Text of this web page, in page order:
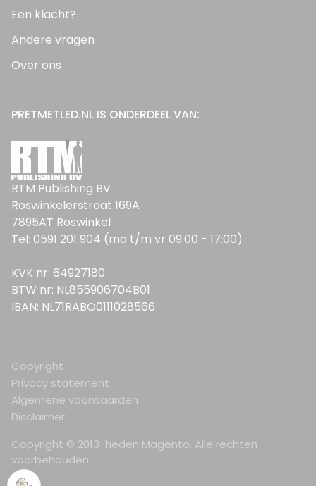
Een klacht?
Andere vragen
Over ons
PRETMETLED.NL IS ONDERDEEL VAN:
RTM Publishing BV
Roswinkelerstraat 169A
7895AT Roswinkel
Tel: 0591 201 904 (ma t/m vr 09:00 - 17:00)
KVK nr: 64927180
BTW nr: NL855906704B01
IBAN: NL71RABO0111028566
Copyright © 2013-heden Magento. Alle rechten
voorbehouden.
Copyright
Privacy statement
Algemene voorwaarden
Disclaimer